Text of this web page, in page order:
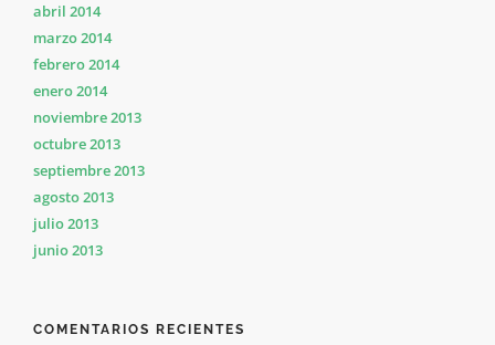
abril 2014
marzo 2014
febrero 2014
enero 2014
noviembre 2013
octubre 2013
septiembre 2013
agosto 2013
julio 2013
junio 2013
COMENTARIOS RECIENTES